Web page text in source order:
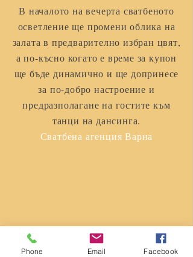
В началото на вечерта сватбеното
осветление ще промени облика на
залата в предварително избран цвят,
а по-късно когато е време за купон
ще бъде динамично и ще допринесе
за по-добро настроение и
предразполагане на гостите към
танци на дансинга.
Сватбена агенция Варна
Phone Email Facebook